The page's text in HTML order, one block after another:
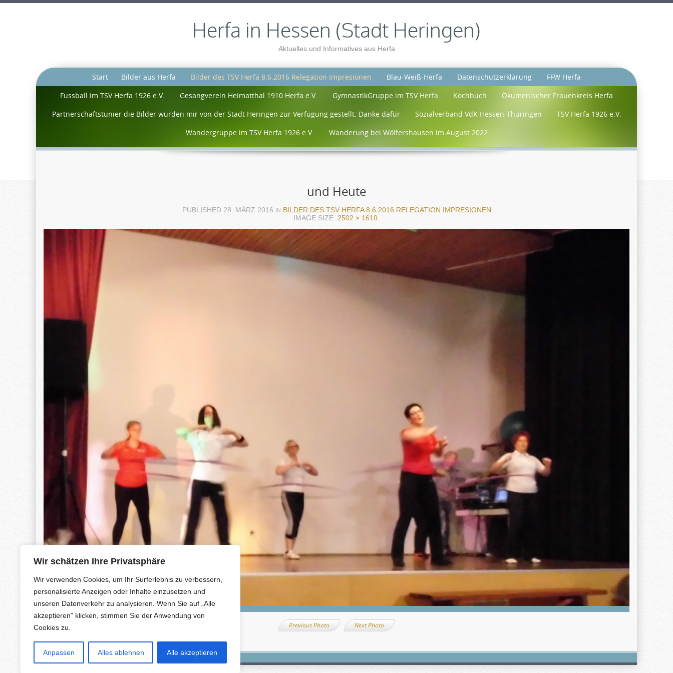
Wir schätzen Ihre Privatsphäre
Wir verwenden Cookies, um Ihr Surferlebnis zu verbessern,
personalisierte Anzeigen oder Inhalte einzusetzen und
unseren Datenverkehr zu analysieren. Wenn Sie auf „Alle
akzeptieren" klicken, stimmen Sie der Anwendung von
Cookies zu.
Anpassen Alles ablehnen Alle akzeptieren
Herfa in Hessen (Stadt Heringen)
Aktuelles und Informatives aus Herfa
Start Bilder aus Herfa Bilder des TSV Herfa 8.6.2016 Relegation Impresionen Blau-Weiß-Herfa Datenschutzerklärung
FFW Herfa
Fussball im TSV Herfa 1926 e.V.
Gesangverein Heimatthal 1910 Herfa e.V. GymnastikGruppe im TSV Herfa Kochbuch
Ökumenischer Frauenkreis Herfa
Partnerschaftstunier die Bilder wurden mir von der Stadt Heringen zur Verfügung gestellt. Danke dafür
Sozialverband VdK Hessen-Thüringen
TSV Herfa 1926 e.V.
Wandergruppe im TSV Herfa 1926 e.V.
Wanderung bei Wölfershausen im August 2022
und Heute
PUBLISHED 28. MÄRZ 2016 IN BILDER DES TSV HERFA 8.6.2016 RELEGATION IMPRESIONEN
IMAGE SIZE: 2502 × 1610
Previous Photo Next Photo